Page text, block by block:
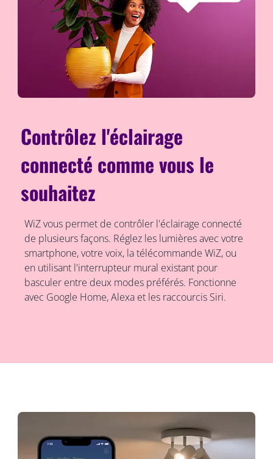
Contrôlez l'éclairage
connecté comme vous le
souhaitez
WiZ vous permet de contrôler l'éclairage connecté
de plusieurs façons. Réglez les lumières avec votre
smartphone, votre voix, la télécommande WiZ, ou
en utilisant l'interrupteur mural existant pour
basculer entre deux modes préférés. Fonctionne
avec Google Home, Alexa et les raccourcis Siri.